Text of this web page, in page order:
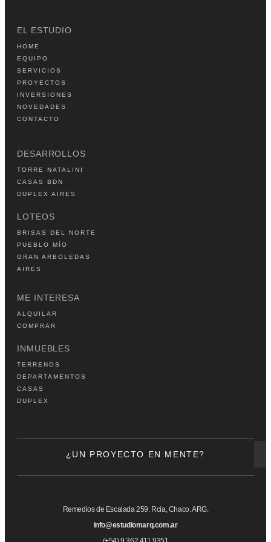
ME INTERESA
ALQUILAR
COMPRAR
INMUEBLES
TERRENOS
DEPARTAMENTOS
CASAS
DUPLEX
EL ESTUDIO
HOME
EQUIPO
SERVICIOS
PROYECTOS
INVERSIONES
NOVEDADES
CONTACTO
DESARROLLOS
TORRE NATALINI
CASAS BDN
DUPLEX AIRES
LOTEOS
BRISAS DEL NORTE
PUEBLO MÍO
GRAN ARBOLEDAS
AIRES
Remedios de Escalada 259. Rcia, Chaco. ARG.
info@estudiomarq.com.ar
¿UN PROYECTO EN MENTE?